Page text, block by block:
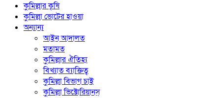
কুমিল্লার কৃষি
কুমিল্লা ভোটের হাওয়া
অন্যান্য
আইন আদালত
মতামত
কুমিল্লার ঐতিহ্য
বিখ্যাত ব্যাক্তিত্ব
কুমিল্লা বিভাগ চাই
কুমিল্লা ভিক্টোরিয়ানস্